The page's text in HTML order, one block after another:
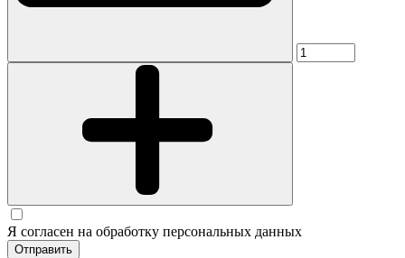
Я согласен на обработку персональных данных
Отправить